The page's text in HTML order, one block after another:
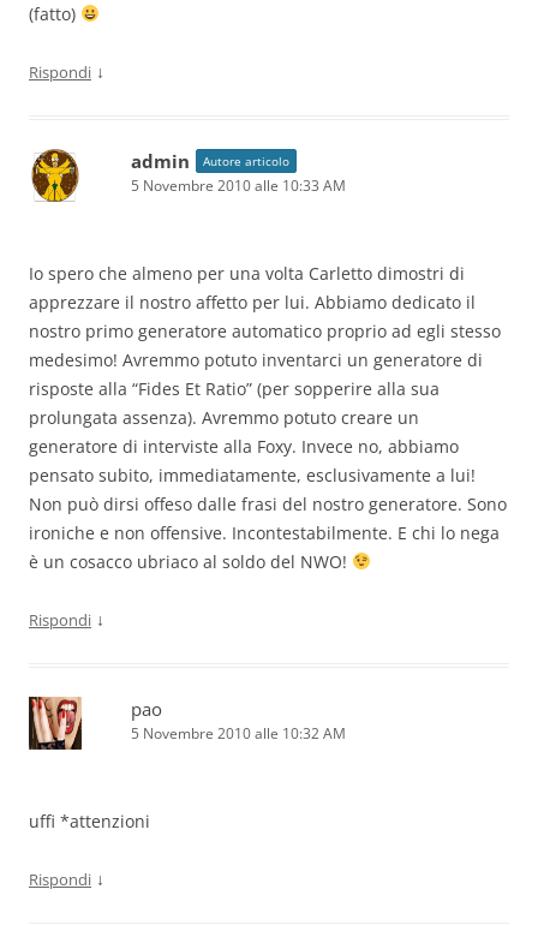
(fatto)
Rispondi ↓
admin Autore articolo
5 Novembre 2010 alle 10:33 AM
Io spero che almeno per una volta Carletto dimostri di
apprezzare il nostro affetto per lui. Abbiamo dedicato il
nostro primo generatore automatico proprio ad egli stesso
medesimo! Avremmo potuto inventarci un generatore di
risposte alla “Fides Et Ratio” (per sopperire alla sua
prolungata assenza). Avremmo potuto creare un
generatore di interviste alla Foxy. Invece no, abbiamo
pensato subito, immediatamente, esclusivamente a lui!
Non può dirsi offeso dalle frasi del nostro generatore. Sono
ironiche e non offensive. Incontestabilmente. E chi lo nega
è un cosacco ubriaco al soldo del NWO!
Rispondi ↓
pao
5 Novembre 2010 alle 10:32 AM
uffi *attenzioni
Rispondi ↓